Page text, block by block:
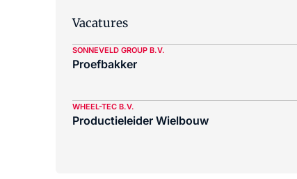
Vacatures
SONNEVELD GROUP B.V.
Proefbakker
WHEEL-TEC B.V.
Productieleider Wielbouw